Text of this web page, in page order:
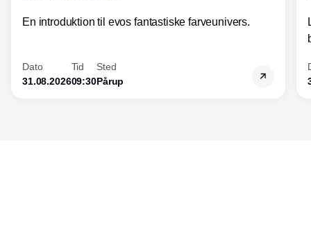
En introduktion til evos fantastiske farveunivers.
Dato
31.08.2026
Tid
09:30
Sted
Pårup